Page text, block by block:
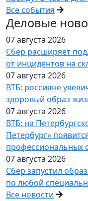
Все события
Деловые
07 августа 2026
Сбер расширяет
от инцидентов на
07 августа 2026
ВТБ: россияне
здоровый образ
07 августа 2026
ВТБ: на
Петербург»
профессиональных
07 августа 2026
Сбер запустил
по любой
Все новости